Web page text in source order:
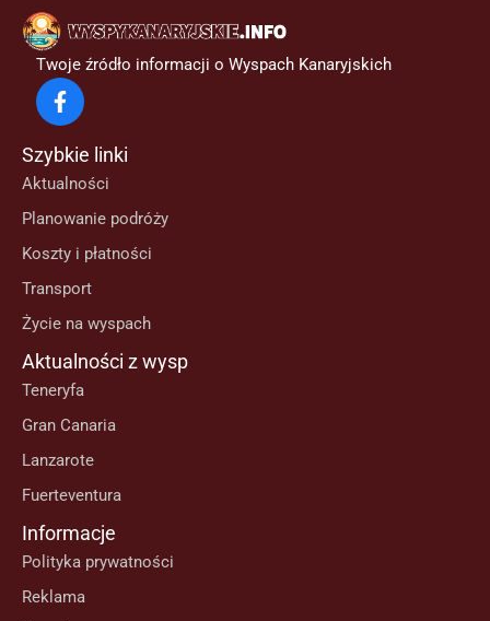
Twoje źródło informacji o Wyspach Kanaryjskich
Szybkie linki
Aktualności
Planowanie podróży
Koszty i płatności
Transport
Życie na wyspach
Aktualności z wysp
Teneryfa
Gran Canaria
Lanzarote
Fuerteventura
Informacje
Polityka prywatności
Reklama